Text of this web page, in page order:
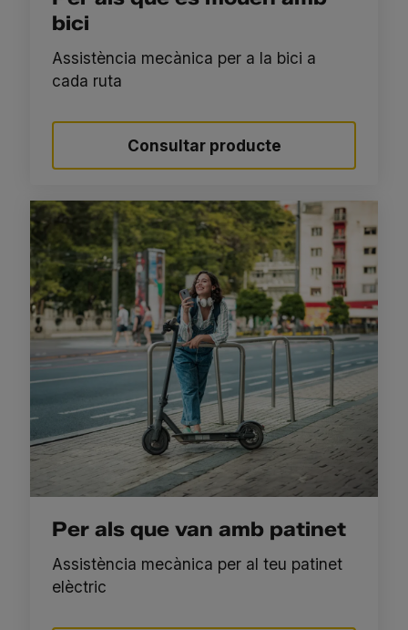
bici
Assistència mecànica per a la bici a
cada ruta
Consultar producte
Per als que van amb patinet
Assistència mecànica per al teu patinet
elèctric